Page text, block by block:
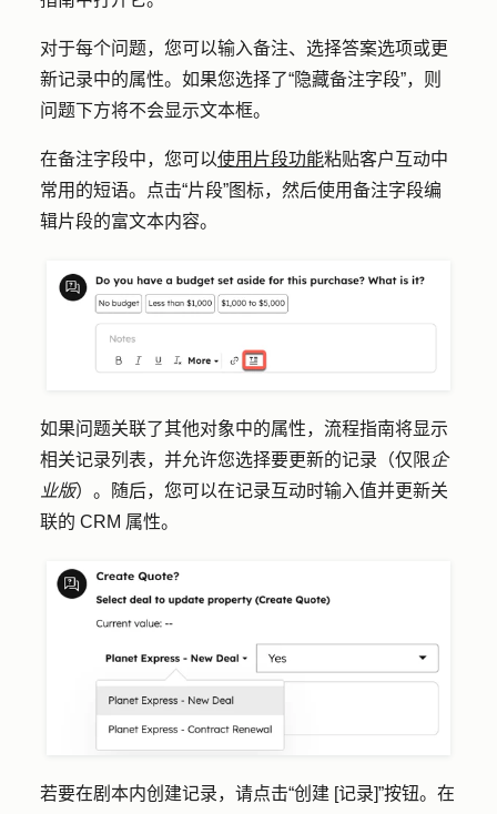
对于每个问题，您可以输入备注、选择答案选项或更
新记录中的属性。如果您选择了“隐藏备注字段”，则
问题下方将不会显示文本框。
在备注字段中，您可以使用片段功能粘贴客户互动中
常用的短语。点击“片段”图标，然后使用备注字段编
辑片段的富文本内容。
如果问题关联了其他对象中的属性，流程指南将显示
相关记录列表，并允许您选择要更新的记录（仅限企
业版）。随后，您可以在记录互动时输入值并更新关
联的 CRM 属性。
若要在剧本内创建记录，请点击“创建 [记录]”按钮。在